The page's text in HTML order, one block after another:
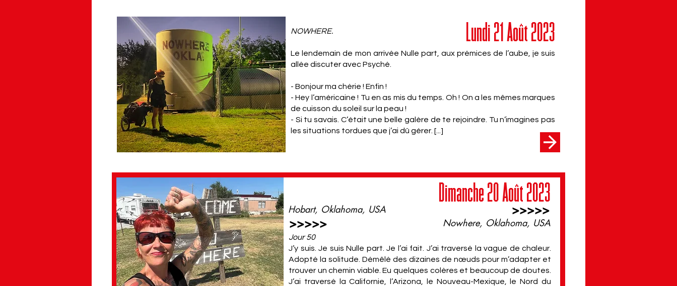
Lundi 21 Août 2023
NOWHERE.
Le lendemain de mon arrivée Nulle part, aux prémices de l’aube, je suis
allée discuter avec Psyché.
- Bonjour ma chérie ! Enfin !
- Hey l’américaine ! Tu en as mis du temps. Oh ! On a les mêmes marques
de cuisson du soleil sur la peau !
- Si tu savais. C’était une belle galère de te rejoindre. Tu n’imagines pas
les situations tordues que j’ai dû gérer. [...]
Hobart, Oklahoma, USA
Dimanche 20 Août 2023
Nowhere, Oklahoma, USA
>>>>>
>>>>>
Jour 50
J’y suis. Je suis Nulle part. Je l’ai fait. J’ai traversé la vague de chaleur.
Adopté la solitude. Démêlé des dizaines de nœuds pour m’adapter et
trouver un chemin viable. Eu quelques colères et beaucoup de doutes.
J’ai traversé la Californie, l’Arizona, le Nouveau-Mexique, le Nord du